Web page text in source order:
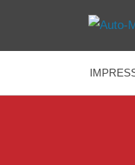
springen
am
Limit